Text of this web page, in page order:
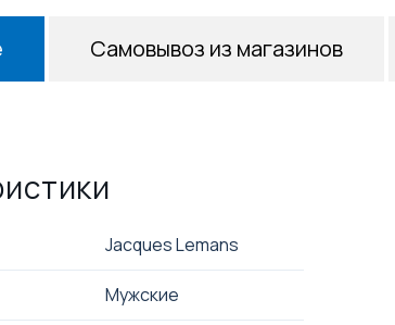
Jacques Lemans
Мужские
Самовывоз из магазинов